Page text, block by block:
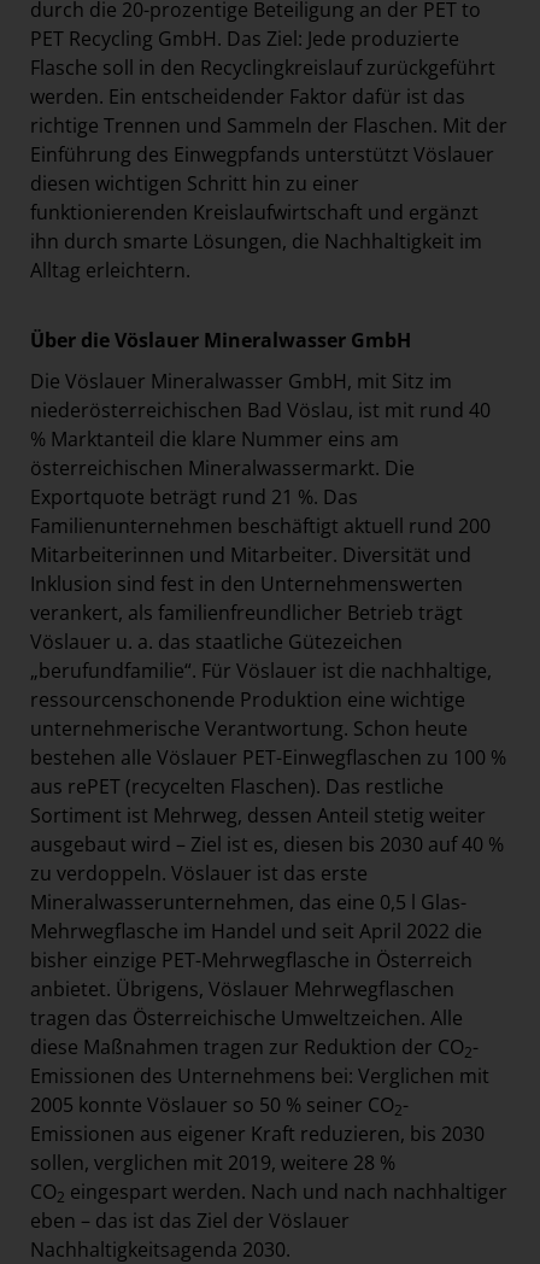
durch die 20-prozentige Beteiligung an der PET to
PET Recycling GmbH. Das Ziel: Jede produzierte
Flasche soll in den Recyclingkreislauf zurückgeführt
werden. Ein entscheidender Faktor dafür ist das
richtige Trennen und Sammeln der Flaschen. Mit der
Einführung des Einwegpfands unterstützt Vöslauer
diesen wichtigen Schritt hin zu einer
funktionierenden Kreislaufwirtschaft und ergänzt
ihn durch smarte Lösungen, die Nachhaltigkeit im
Alltag erleichtern.
Über die Vöslauer Mineralwasser GmbH
Die Vöslauer Mineralwasser GmbH, mit Sitz im
niederösterreichischen Bad Vöslau, ist mit rund 40
% Marktanteil die klare Nummer eins am
österreichischen Mineralwassermarkt. Die
Exportquote beträgt rund 21 %. Das
Familienunternehmen beschäftigt aktuell rund 200
Mitarbeiterinnen und Mitarbeiter. Diversität und
Inklusion sind fest in den Unternehmenswerten
verankert, als familienfreundlicher Betrieb trägt
Vöslauer u. a. das staatliche Gütezeichen
„berufundfamilie“. Für Vöslauer ist die nachhaltige,
ressourcenschonende Produktion eine wichtige
unternehmerische Verantwortung. Schon heute
bestehen alle Vöslauer PET-Einwegflaschen zu 100 %
aus rePET (recycelten Flaschen). Das restliche
Sortiment ist Mehrweg, dessen Anteil stetig weiter
ausgebaut wird – Ziel ist es, diesen bis 2030 auf 40 %
zu verdoppeln. Vöslauer ist das erste
Mineralwasserunternehmen, das eine 0,5 l Glas-
Mehrwegflasche im Handel und seit April 2022 die
bisher einzige PET-Mehrwegflasche in Österreich
anbietet. Übrigens, Vöslauer Mehrwegflaschen
tragen das Österreichische Umweltzeichen. Alle
diese Maßnahmen tragen zur Reduktion der CO2-
Emissionen des Unternehmens bei: Verglichen mit
2005 konnte Vöslauer so 50 % seiner CO2-
Emissionen aus eigener Kraft reduzieren, bis 2030
sollen, verglichen mit 2019, weitere 28 %
CO2 eingespart werden. Nach und nach nachhaltiger
eben – das ist das Ziel der Vöslauer
Nachhaltigkeitsagenda 2030.